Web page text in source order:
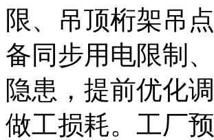
限、吊顶桁架吊
备同步用电限制
隐患，提前优化
做工损耗。工厂